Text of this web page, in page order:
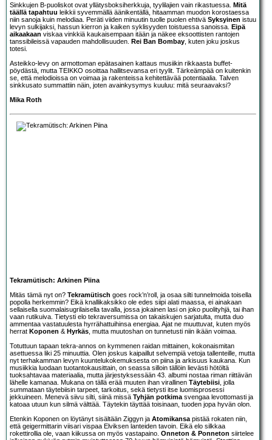
Sinkkujen B-puoliskot ovat yllätysboksiherkkuja, tyylilajien vain rikastuessa. Mitä
täällä tapahtuu leikkii syvemmällä äänikentällä, hitaamman muodon korostaessa
niin sanoja kuin melodiaa. Peräti viiden minuutin tuolle puolen ehtivä Syksyinen istuu
levyn sulkijaksi, hassun kierron ja kaiken syklisyyden toistuessa sanoissa. Eipä
aikaakaan viskaa vinkkiä kaukaisempaan itään ja näkee eksoottisten rantojen
tanssibileissä vapauden mahdollisuuden. Rei Ban Bombay , kuten joku joskus
totesi.
Asteikko-levy on armottoman epätasainen kattaus musiikin rikkaasta buffet-
pöydästä, mutta TEIKKO osoittaa hallitsevansa eri tyylit. Tärkeämpää on kuitenkin
se, että melodioissa on voimaa ja rakenteissa kehitettävää potentiaalia. Talven
sinkkusato summattiin näin, joten avainkysymys kuuluu: mitä seuraavaksi?
Mika Roth
Tekramütisch: Arkinen Piina
Mitäs tämä nyt on? Tekramütisch goes rock’n’roll, ja osaa silti tunnelmoida toisella
popolla herkemmin? Eikä knallikaksikko ole edes siipi alati maassa, ei ainakaan
sellaisella suomalaisugrilaisella tavalla, jossa jokainen lasi on joko puolityhjä, tai ihan
vaan rutikuiva. Tietysti elo tekraversumissa on takaiskujen sarjatulta, mutta duo
ammentaa vastatuulesta hyrrähattuihinsa energiaa. Ajat ne muuttuvat, kuten myös
herrat Koponen & Hyrkäs , mutta muutoshan on tunnetusti niin ikään voimaa.
Totuttuun tapaan tekra-annos on kymmenen raidan mittainen, kokonaismitan
asettuessa liki 25 minuuttia. Olen joskus kaipaillut selvempiä vetoja tallenteille, mutta
nyt terhakamman levyn kuuntelukokemuksesta on piina ja arkisuus kaukana. Kun
musiikkia luodaan tuotantokausittain, on seassa silloin tällöin lievästi hötöltä
tuoksahtavaa materiaalia, mutta järjestyksessään 43. albumi nostaa riman riittävän
lähelle kamanaa. Mukana on tällä erää muuten ihan virallinen Täytebiisi , jolla
summataan täytebiisin tarpeet, tarkoitus, sekä tietysti itse luomisprosessi
jekkuineen. Menevä siivu silti, siinä missä Tyhjän potkima svengaa levottomasti ja
katoaa utuun kun silmä välttää. Täytekin täyttää toisinaan, tuoden jopa hyvän olon.
Etenkin Koponen on löytänyt sisältään Ziggyn ja Atomikansa pistää rokaten niin,
että geigermittarin viisari vispaa Elviksen lanteiden tavoin. Eikä elo silkkaa
rokettirollia ole, vaan kiikussa on myös vastapaino. Onneton & Ponneton siirtelee